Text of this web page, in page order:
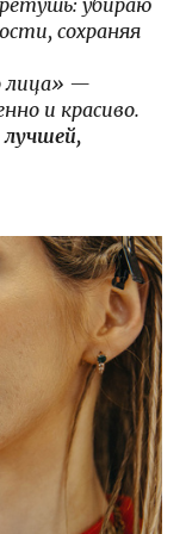
сохраняя
лица» —
и красиво.